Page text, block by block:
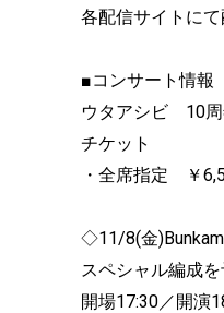
各配信サイトに
■コンサート情報
ウタアシビ 10周
チケット
・全席指定 ￥
◇11/8(金
スペシャル編成を
開場17:30／開演